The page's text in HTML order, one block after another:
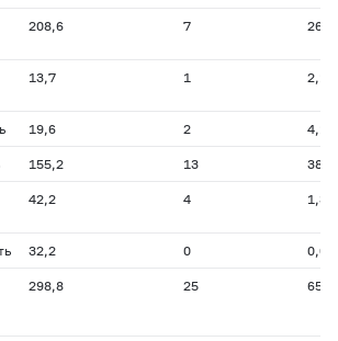
208,6 7 26,7
13,7 1 2,1
19,6 2 4,1
155,2 13 38,5
42,2 4 1,3
32,2 0 0,0
298,8 25 65,0